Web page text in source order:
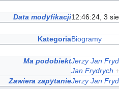
Data modyfikacji12:46:24, 3
KategoriaBiogramy
Ma podobiektJerzy Jan
Jan Frydrych +
Zawiera zapytanieJerzy Jan